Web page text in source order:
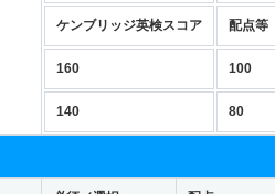
ケンブリッジ英検スコア 配点等
160 100
140 80